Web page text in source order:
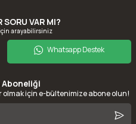
VAR MI?
için arayabilirsiniz
Whatsapp Destek
Aboneliği
için e-bültenimize abone olun!